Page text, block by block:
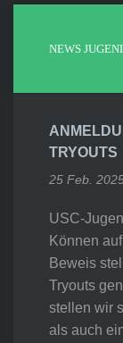
NEWS
TRYOUTS
25 Feb.
USC-
Können
Beweis
Tryouts
stellen wir
als auch